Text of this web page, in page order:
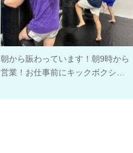
朝から賑わっています！朝9時から
営業！お仕事前にキックボクシ…